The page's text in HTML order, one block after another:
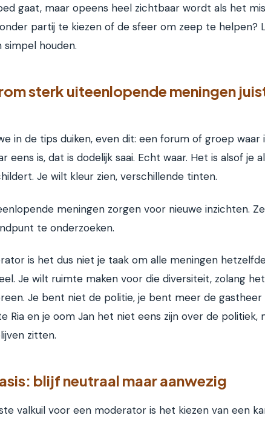
gaat, maar opeens heel zichtbaar wordt als het
partij te kiezen of de sfeer om zeep te helpen?
simpel houden.
sterk uiteenlopende meningen
in de tips duiken, even dit: een forum of groep
eens is, dat is dodelijk saai. Echt waar. Het is alsof je
Je wilt kleur zien, verschillende tinten.
meningen zorgen voor nieuwe inzichten.
te onderzoeken.
is het dus niet je taak om alle meningen
Je wilt ruimte maken voor die diversiteit, zolang
Je bent niet de politie, je bent meer de gastheer
Ria en je oom Jan het niet eens zijn over de politiek,
zitten.
blijf neutraal maar aanwezig
valkuil voor een moderator is het kiezen van een